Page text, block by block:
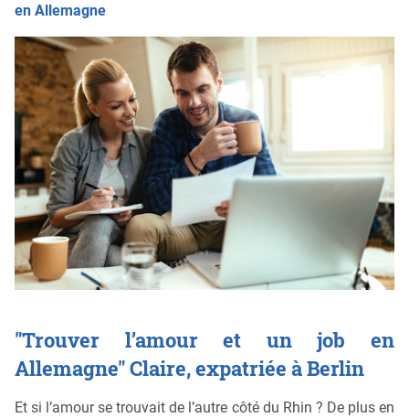
en Allemagne
"Trouver l’amour et un job en
Allemagne" Claire, expatriée à Berlin
Et si l’amour se trouvait de l’autre côté du Rhin ? De plus en